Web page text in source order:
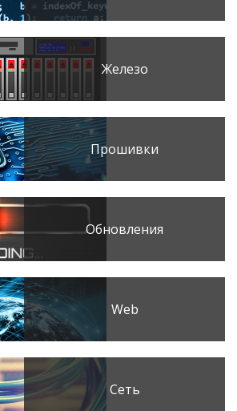
Железо
Прошивки
Обновления
Web
Сеть